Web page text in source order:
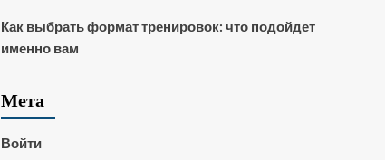
Как выбрать формат тренировок: что подойдет
именно вам
Мета
Войти